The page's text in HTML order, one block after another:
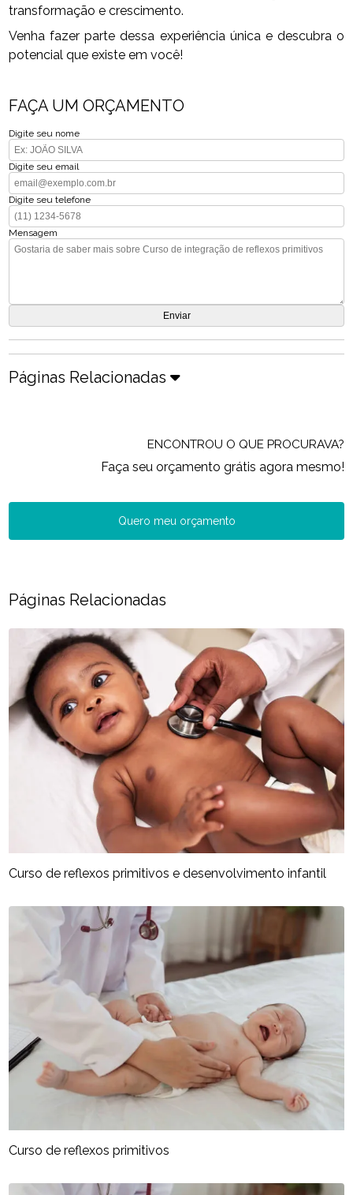
transformação e crescimento.
Venha fazer parte dessa experiência única e descubra o
potencial que existe em você!
FAÇA UM ORÇAMENTO
Digite seu nome
Digite seu email
Digite seu telefone
Mensagem
Páginas Relacionadas
ENCONTROU O QUE PROCURAVA?
Faça seu orçamento grátis agora mesmo!
Quero meu orçamento
Páginas Relacionadas
Curso de reflexos primitivos e desenvolvimento infantil
Curso de reflexos primitivos